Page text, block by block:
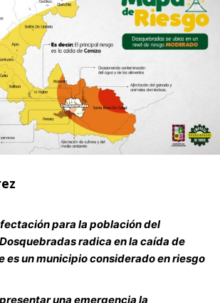
para la población del
radica en la caída de
es un municipio considerado en riesgo
una emergencia la